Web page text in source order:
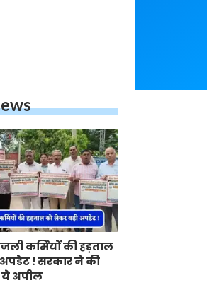
कर्मियों की हड़ताल
! सरकार ने की
ये अपील